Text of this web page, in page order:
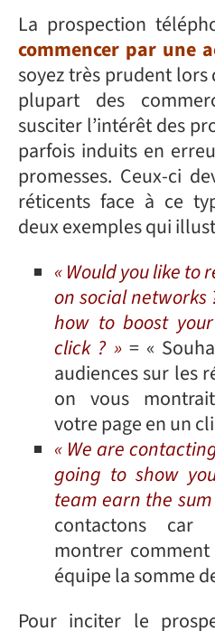
La prospection
commencer par une
soyez très prudent
plupart des
susciter l’intérêt des
parfois induits en
promesses. Ceux-ci
réticents face à ce
deux exemples qui
« Would you like to
on social networks
how to boost
click ? »= «
audiences sur les
on vous
votre page en un
« We are
going to show
team earn the
contactons
montrer
équipe la somme
Pour inciter le